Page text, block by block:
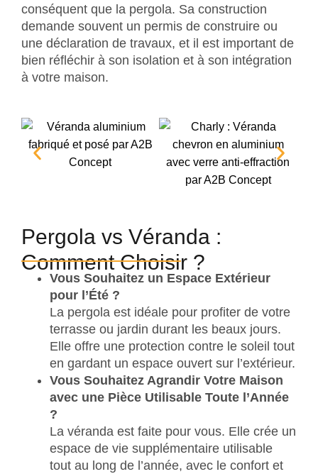
conséquent que la pergola. Sa construction
demande souvent un permis de construire ou
une déclaration de travaux, et il est important de
bien réfléchir à son isolation et à son intégration
à votre maison.
Pergola vs Véranda :
Comment Choisir ?
Vous Souhaitez un Espace Extérieur
pour l’Été ?
La pergola est idéale pour profiter de votre
terrasse ou jardin durant les beaux jours.
Elle offre une protection contre le soleil tout
en gardant un espace ouvert sur l’extérieur.
Vous Souhaitez Agrandir Votre Maison
avec une Pièce Utilisable Toute l’Année
?
La véranda est faite pour vous. Elle crée un
espace de vie supplémentaire utilisable
tout au long de l’année, avec le confort et